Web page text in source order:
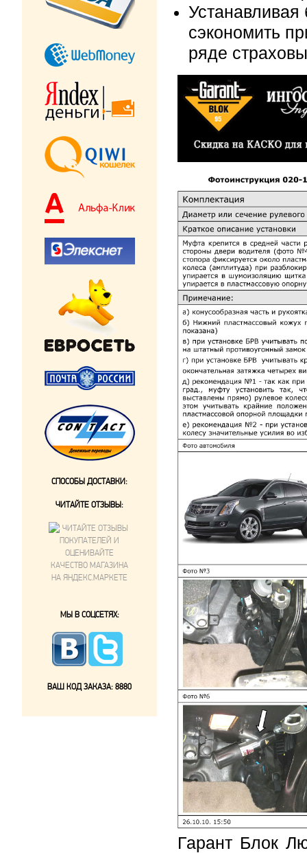
сэкономить
ряде
Гарант Блок
СПОСОБЫ ДОСТАВКИ:
ЧИТАЙТЕ ОТЗЫВЫ:
МЫ В СОЦСЕТЯХ:
ВАШ КОД ЗАКАЗА: 8880